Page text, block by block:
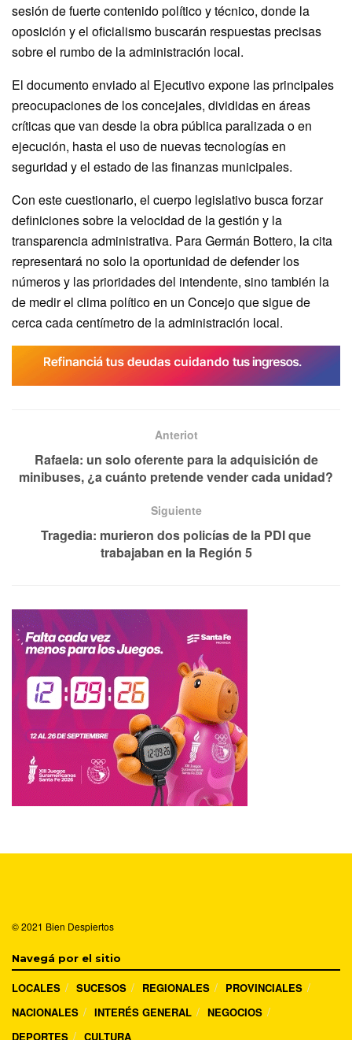
sesión de fuerte contenido político y técnico, donde la
oposición y el oficialismo buscarán respuestas precisas
sobre el rumbo de la administración local.
El documento enviado al Ejecutivo expone las principales
preocupaciones de los concejales, divididas en áreas
críticas que van desde la obra pública paralizada o en
ejecución, hasta el uso de nuevas tecnologías en
seguridad y el estado de las finanzas municipales.
Con este cuestionario, el cuerpo legislativo busca forzar
definiciones sobre la velocidad de la gestión y la
transparencia administrativa. Para Germán Bottero, la cita
representará no solo la oportunidad de defender los
números y las prioridades del intendente, sino también la
de medir el clima político en un Concejo que sigue de
cerca cada centímetro de la administración local.
Anteriot
Rafaela: un solo oferente para la adquisición de
minibuses, ¿a cuánto pretende vender cada unidad?
Siguiente
Tragedia: murieron dos policías de la PDI que
trabajaban en la Región 5
© 2021 Bien Despiertos
Navegá por el sitio
LOCALES SUCESOS REGIONALES
PROVINCIALES
NACIONALES
INTERÉS GENERAL
NEGOCIOS
DEPORTES
CULTURA